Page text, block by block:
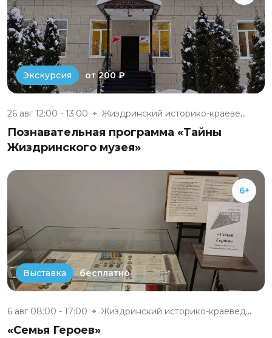
Экскурсия от 200 ₽
26 авг 12:00 - 13:00 Жиздринский историко-краеведче...
Познавательная программа «Тайны
Жиздринского музея»
6+
Выставка бесплатно
6 авг 08:00 - 17:00 Жиздринский историко-краеведче...
«Семья Героев»